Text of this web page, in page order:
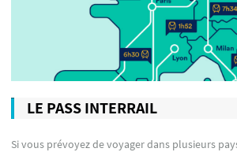
LE PASS INTERRAIL
Si vous prévoyez de voyager dans plusieurs